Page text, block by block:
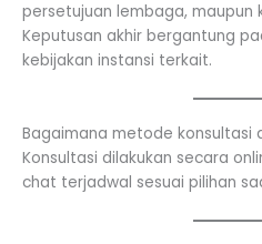
persetujuan lembaga, maupun
Keputusan akhir bergantung
kebijakan instansi terkait.
Bagaimana metode konsultasi
Konsultasi dilakukan secara
chat terjadwal sesuai pilihan